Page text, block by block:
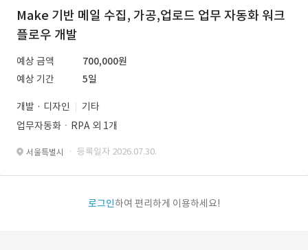
Make 기반 메일 수집, 가공,업로드 업무 자동화 워크
플로우 개발
예상 금액
700,000원
예상 기간
5일
개발 · 디자인
기타
업무자동화ㆍRPA 외 1개
서울특별시 · 등록일자 2026.07.30.
로그인하여 편리하게 이용하세요!